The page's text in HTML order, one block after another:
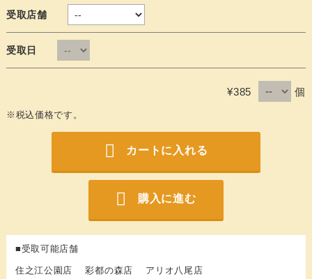
受取店舗
受取日
¥385 個
※税込価格です。
カートに入れる
購入に進む
■受取可能店舗
住之江公園店 彩都の森店 アリオ八尾店